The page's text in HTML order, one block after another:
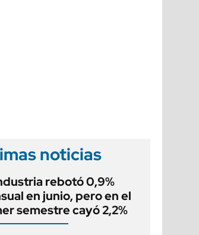
noticias
rebotó 0,9%
en junio, pero en el
semestre cayó 2,2%